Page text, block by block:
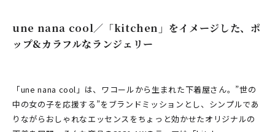
une nana cool／「kitchen」をイメージした、ポ
ップ&カラフルなランジェリー
「une nana cool」は、ワコールから生まれた下着屋さん。”世の
中の女の子を応援する”をブランドミッションとし、シンプルであ
りながらおしゃれなエッセンスをちょっと効かせたオリジナルの